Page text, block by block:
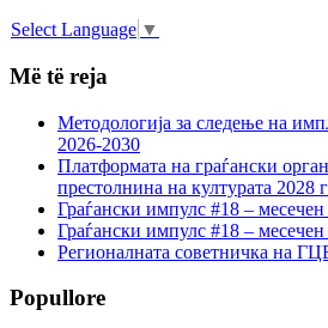
Select Language ▼
Më të reja
Методологија за следење на
2026-2030
Платформата на граѓански
престолнина на културата 2028
Граѓански импулс #18 –
Граѓански импулс #18 –
Регионалната советничка на
Popullore